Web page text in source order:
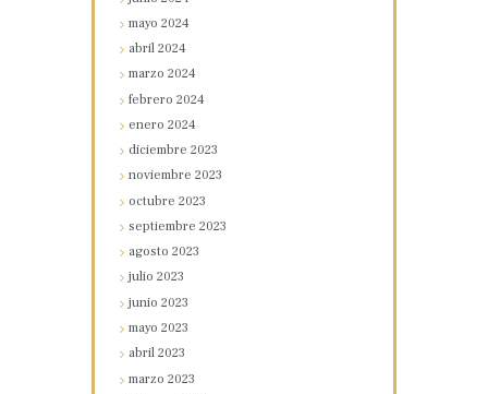
mayo2024
abril2024
marzo2024
febrero2024
enero2024
diciembre2023
noviembre2023
octubre2023
septiembre2023
agosto2023
julio2023
junio2023
mayo2023
abril2023
marzo2023